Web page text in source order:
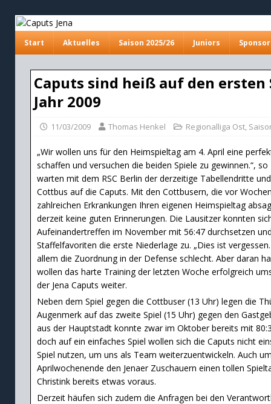
Start Aktuelles Saison 2025/26 Juniors
Caputs sind heiß auf den ersten
Jahr 2009
11/03/2009 Thomas Henkel Regionalliga Ost,
„Wir wollen uns für den Heimspieltag am 4. April eine
schaffen und versuchen die beiden Spiele zu gewinnen.“,
warten mit dem RSC Berlin der derzeitige Tabellendritte
Cottbus auf die Caputs. Mit den Cottbusern, die vor
zahlreichen Erkrankungen Ihren eigenen Heimspieltag
derzeit keine guten Erinnerungen. Die Lausitzer konnten
Aufeinandertreffen im November mit 56:47 durchsetzen
Staffelfavoriten die erste Niederlage zu. „Dies ist
allem die Zuordnung in der Defense schlecht. Aber daran
wollen das harte Training der letzten Woche erfolgreich
der Jena Caputs weiter.
Neben dem Spiel gegen die Cottbuser (13 Uhr) legen die
Augenmerk auf das zweite Spiel (15 Uhr) gegen den
aus der Hauptstadt konnte zwar im Oktober bereits mit
doch auf ein einfaches Spiel wollen sich die Caputs nicht
Spiel nutzen, um uns als Team weiterzuentwickeln. Auch
Aprilwochenende den Jenaer Zuschauern einen tollen
Christink bereits etwas voraus.
Derzeit häufen sich zudem die Anfragen bei den